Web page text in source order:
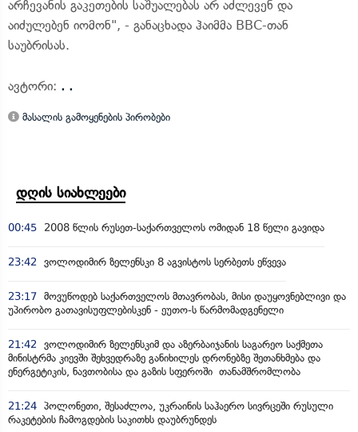
არჩევანის გაკეთების საშუალებას არ აძლევენ და
აიძულებენ იომონ", - განაცხადა ჰაიმმა BBC-თან
საუბრისას.
ავტორი: . .
მასალის გამოყენების პირობები
დღის სიახლეები
00:45 2008 წლის რუსეთ-საქართველოს ომიდან 18 წელი გავიდა
23:42 ვოლოდიმირ ზელენსკი 8 აგვისტოს სერბეთს ეწვევა
23:17 მოვუწოდებ საქართველოს მთავრობას, მისი დაუყოვნებლივი და
უპირობო გათავისუფლებისკენ - ეუთო-ს წარმომადგენელი
21:42 ვოლოდიმირ ზელენსკიმ და აზერბაიჯანის საგარეო საქმეთა
მინისტრმა კიევში შეხვედრაზე განიხილეს დრონებზე შეთანხმება და
ენერგეტიკის, ნავთობისა და გაზის სფეროში თანამშრომლობა
21:24 პოლონეთი, შესაძლოა, უკრაინის საჰაერო სივრცეში რუსული
რაკეტების ჩამოგდების საკითხს დაუბრუნდეს